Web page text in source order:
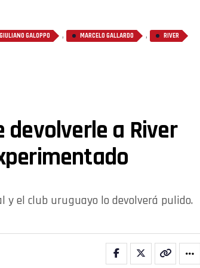
GIULIANO GALOPPO , MARCELO GALLARDO , RIVER
a River
el club uruguayo lo devolverá pulido.